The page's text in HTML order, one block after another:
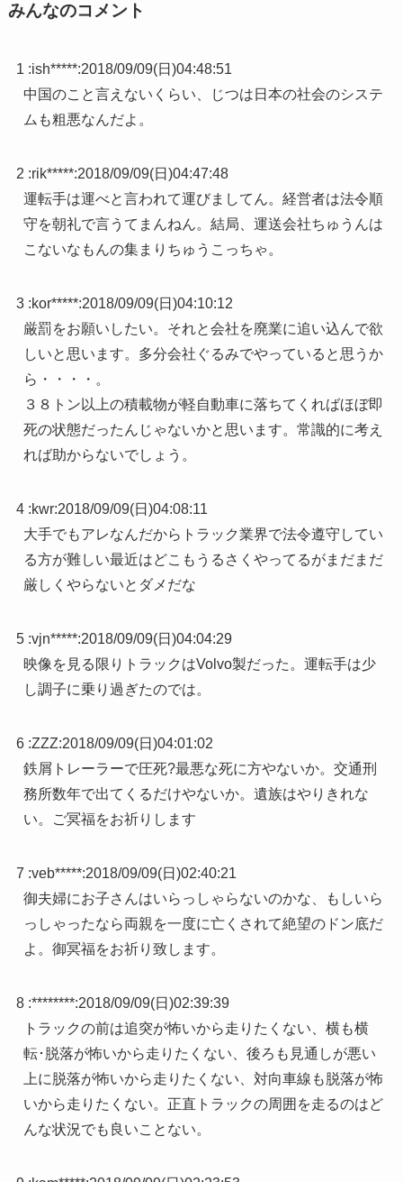
みんなのコメント
1 :ish*****:2018/09/09(日)04:48:51
中国のこと言えないくらい、じつは日本の社会のシステ
ムも粗悪なんだよ。
2 :rik*****:2018/09/09(日)04:47:48
運転手は運べと言われて運びましてん。経営者は法令順
守を朝礼で言うてまんねん。結局、運送会社ちゅうんは
こないなもんの集まりちゅうこっちゃ。
3 :kor*****:2018/09/09(日)04:10:12
厳罰をお願いしたい。それと会社を廃業に追い込んで欲
しいと思います。多分会社ぐるみでやっていると思うか
ら・・・・。
３８トン以上の積載物が軽自動車に落ちてくればほぼ即
死の状態だったんじゃないかと思います。常識的に考え
れば助からないでしょう。
4 :kwr:2018/09/09(日)04:08:11
大手でもアレなんだからトラック業界で法令遵守してい
る方が難しい最近はどこもうるさくやってるがまだまだ
厳しくやらないとダメだな
5 :vjn*****:2018/09/09(日)04:04:29
映像を見る限りトラックはVolvo製だった。運転手は少
し調子に乗り過ぎたのでは。
6 :ZZZ:2018/09/09(日)04:01:02
鉄屑トレーラーで圧死?最悪な死に方やないか。交通刑
務所数年で出てくるだけやないか。遺族はやりきれな
い。ご冥福をお祈りします
7 :veb*****:2018/09/09(日)02:40:21
御夫婦にお子さんはいらっしゃらないのかな、もしいら
っしゃったなら両親を一度に亡くされて絶望のドン底だ
よ。御冥福をお祈り致します。
8 :********:2018/09/09(日)02:39:39
トラックの前は追突が怖いから走りたくない、横も横
転･脱落が怖いから走りたくない、後ろも見通しが悪い
上に脱落が怖いから走りたくない、対向車線も脱落が怖
いから走りたくない。正直トラックの周囲を走るのはど
んな状況でも良いことない。